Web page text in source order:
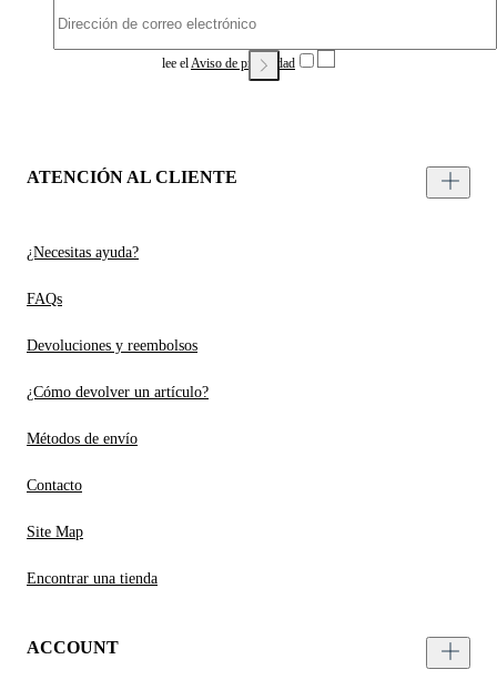
lee elAviso de privacidad
ATENCIÓN AL CLIENTE
¿Necesitas ayuda?
FAQs
Devoluciones y reembolsos
¿Cómo devolver un artículo?
Métodos de envío
Contacto
Site Map
Encontrar una tienda
ACCOUNT